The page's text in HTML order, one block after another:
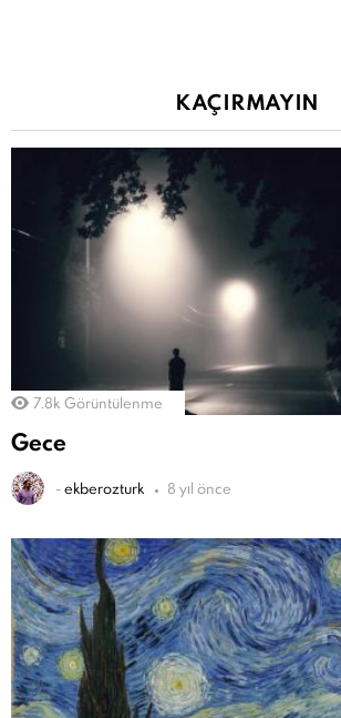
KAÇIRMAYIN
7.8k Görüntülenme
Gece
-ekberozturk 8 yıl önce